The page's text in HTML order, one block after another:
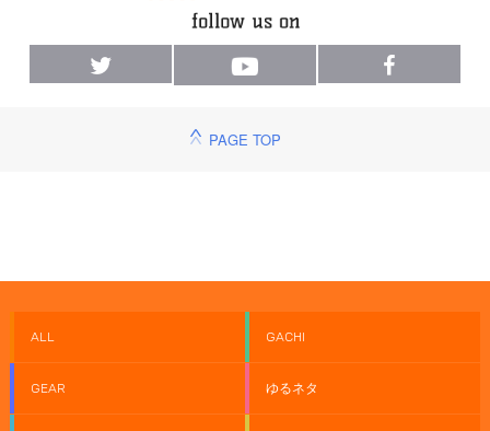
PAGE TOP
ALL GACHI
GEAR ゆるネタ